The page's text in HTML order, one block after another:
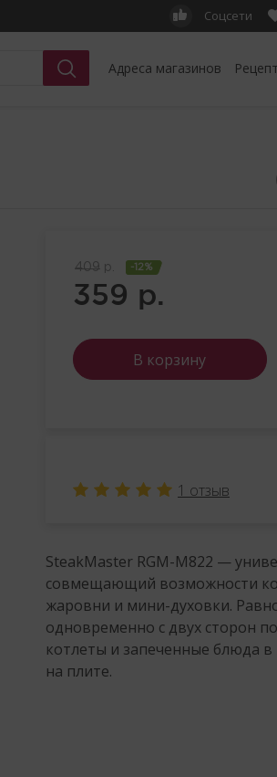
Соцсети
Адреса магазинов
359 р.
409 р. -12%
В корзину
1 отзыв
SteakMaster RGM-M822 —
совмещающий возможности
жаровни и мини-духовки.
одновременно с двух сторон
котлеты и запеченные блюда в
на плите.